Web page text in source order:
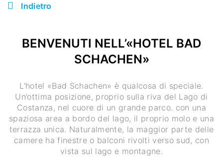
Indietro
BENVENUTI NELL’«HOTEL BAD
SCHACHEN»
L’hotel «Bad Schachen» è qualcosa di speciale.
Un’ottima posizione, proprio sulla riva del Lago di
Costanza, nel cuore di un grande parco. con una
spaziosa area a bordo del lago, il proprio molo e una
terrazza unica. Naturalmente, la maggior parte delle
camere ha finestre o balconi rivolti verso sud, con
vista sul lago e montagne.